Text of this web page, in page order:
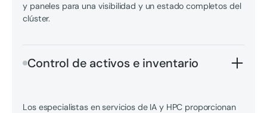
y paneles para una visibilidad y un estado completos del
clúster.
Control de activos e inventario
Los especialistas en servicios de IA y HPC proporcionan